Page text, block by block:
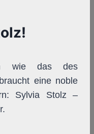
wie das des
eine noble
Sylvia Stolz –